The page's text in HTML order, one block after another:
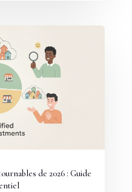
de 2026 : Guide